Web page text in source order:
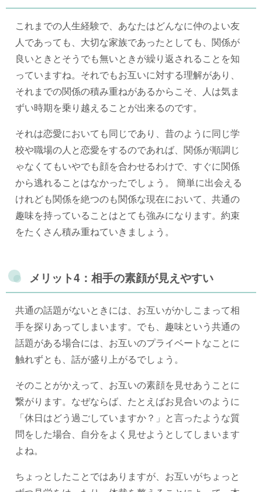
これまでの人生経験で、あなたはどんなに仲のよい友
人であっても、大切な家族であったとしても、関係が
良いときとそうでも無いときが繰り返されることを知
っていますね。それでもお互いに対する理解があり、
それまでの関係の積み重ねがあるからこそ、人は気ま
ずい時期を乗り越えることが出来るのです。
それは恋愛においても同じであり、昔のように同じ学
校や職場の人と恋愛をするのであれば、関係が順調じ
ゃなくてもいやでも顔を合わせるわけで、すぐに関係
から逃れることはなかったでしょう。 簡単に出会える
けれども関係を絶つのも関係な現在において、共通の
趣味を持っていることはとても強みになります。約束
をたくさん積み重ねていきましょう。
メリット4：相手の素顔が見えやすい
共通の話題がないときには、お互いがかしこまって相
手を探りあってしまいます。でも、趣味という共通の
話題がある場合には、お互いのプライベートなことに
触れずとも、話が盛り上がるでしょう。
そのことがかえって、お互いの素顔を見せあうことに
繋がります。なぜならば、たとえばお見合いのように
「休日はどう過ごしていますか？」と言ったような質
問をした場合、自分をよく見せようとしてしまいます
よね。
ちょっとしたことではありますが、お互いがちょっと